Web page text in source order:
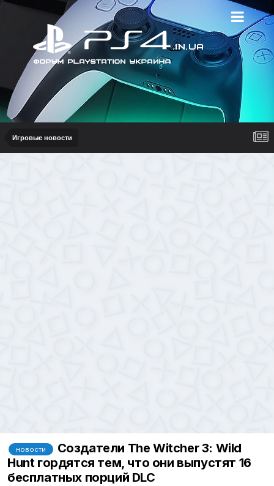
Игровые новости
новости
Создатели The Witcher 3: Wild
Hunt гордятся тем, что они выпустят 16
бесплатных порций DLC